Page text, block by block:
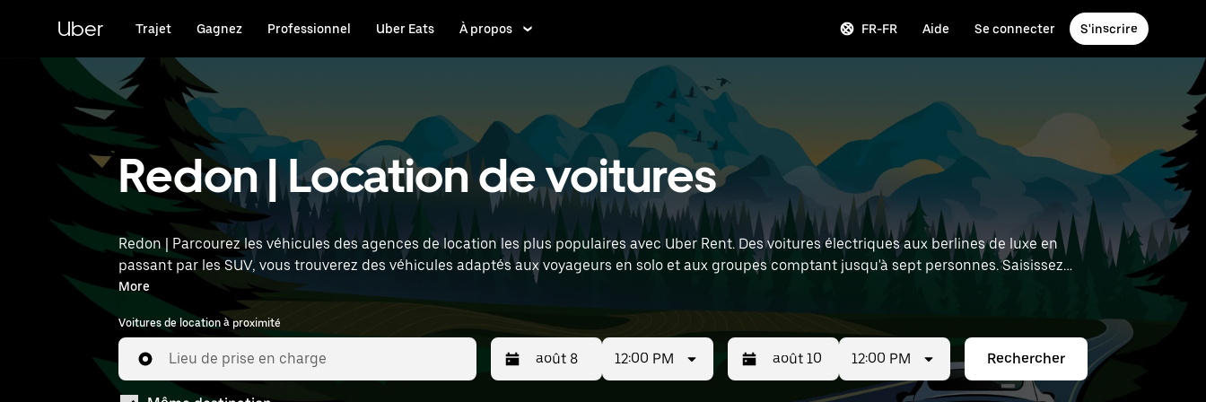
principal
Uber Trajet Gagnez Professionnel Uber Eats À propos FR-FR Aide Se connecter S'inscrire
Redon | Location de voitures
Redon | Parcourez les véhicules des agences de location les plus populaires avec Uber Rent. Des voitures électriques aux berlines de luxe en
passant par les SUV, vous trouverez des véhicules adaptés aux voyageurs en solo et aux groupes comptant jusqu'à sept personnes. Saisissez
l'heure et l'emplacement (par exemple : Rennes Airport) pour trouver des voitures de location à proximité.
More
Voitures de location à proximité
Lieu de prise en charge 12:00 PM 12:00 PM Rechercher